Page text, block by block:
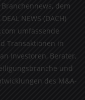
dem
NEWS (DACH)
umfassende
Transaktionen in
Investoren, Berater,
und
des M&A-